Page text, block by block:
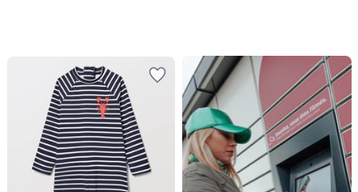
Nouveau
Livraison
en
Locker
Mondial
Relay